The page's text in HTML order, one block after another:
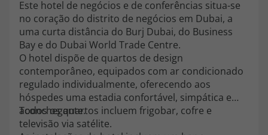
topatlantico@topatlantico.com
Este hotel de negócios e de conferências situa-se
no coração do distrito de negócios em Dubai, a
uma curta distância do Burj Dubai, do Business
Bay e do Dubai World Trade Centre.
O hotel dispõe de quartos de design
contemporâneo, equipados com ar condicionado
regulado individualmente, oferecendo aos
hóspedes uma estadia confortável, simpática e
aconchegante.
Todos os quartos incluem frigobar, cofre e
televisão via satélite.